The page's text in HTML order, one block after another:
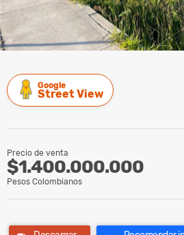
Google
Street View
Precio de venta
$1.400.000.000
Pesos Colombianos